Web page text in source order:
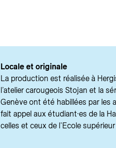
Locale et originale
La production est réalisée à
l’atelier carougeois Stojan et la
Genève ont été habillées par les
fait appel aux étudiant·es de la
celles et ceux de l’Ecole